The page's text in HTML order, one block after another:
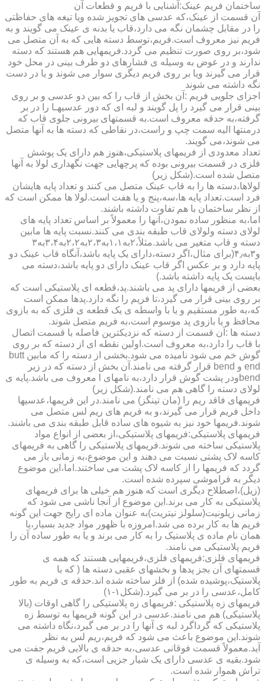
ساختمان فریم عینک:آشنایی با فریم و قطعات آن
آن قسمت از عینک،که عدسی های تجویز شده ویا تیغه های حفاظتی
را در مقابل چشمان نگه می دارد،قاب یا بدنه ی عینک می گویند و به
فریم نیز معروف است.فریم،توسط دسته هایی که به آن متصل می
شود،بر روی صورت تنظیم می گردد.فریمهایی هم هستند که دسته
ندارند و در عوض به وسیله ی فشارهای دو طرف بینی در محل خود
قرار می گیرند ویا بر روی فریم دیگری سوار می شوند و یا در دست
نگه داشته می شوند
اجزای جلویی فریم :آن بخش از قاب را که بین دو عدسی و بر روی
بینی قرار می گیرد را پل گویند و لبه ای که دور عدسیهـا را در بر
گرفته،به حدقه معروف است.به قسمتهای بیرونی جلوی قاب که
درمنتها الیه سمت چپ و راست،در نقاطی که دسته ها به آنها متصل
می شوند،می گویند.
تعداد معدودی از فریمهای پلاستیکی،هنوز هم دارای یک پوشش
فلزی در قسمت بیرونی بوده که پرچهایی جهت نگهداری لولا به آنها
متصل شده است.(شکل زیر)
لولاها،دسته ها را به قاب عینک متصل می کنند و تعداد پایه هایشان
فرد است.تعداد پایه ها،سه،پنج و یا هفت است.لولا ها ممکن است که
از نظر ساختمان با هم تفاوت داشته باشند.
اما،به منظور ساده نمودن،آنها را معمولاً بر اساس تعداد پایه های
لولای دسته ولولای قاب طبقه بندی می کنند.نسبت پایه ها مابین
دسته و قاب متغیر می باشد.مثلاً،۲به۱،۱به۲،۳به۲،۲به۳،۴به۳
و۳به۴٫(برای مثال،اگر دسته،دارای یک پایه باشد،آنگاه قاب عینک دو
پایه دارد و بر عکس اگر قاب عینک دارای دو پایه باشد،دسته می
بایست یک پایه داشته باشد.)
بعضی از فریمها دارای پد می باشند.پد،قطعه ای پلاستیکی است که
بر روی بینی قرار می گیرد،تا فریم را نگه دارد.پدها ممکن است
که،به طور مستقیم و یا با واسطه ی یک قطعه ی فلزی که به بازوی
محافظ و یا بازوی پد موسوم است،به فریم متصل شوند.
دسته ها :آن قسمت از دسته که نزدیکترین فاصله با قسمت اتصال
با قاب را دارد،به معروف است.اولین نقطه ای از دسته که بر روی
گوش خم می شود نامیده می شود.بخشی از دسته را که مابین butt
end و bend قرار گرفته می نامند.آن بخش از دسته که در زیر
bendودر پشت گوش قرار دارد،به نامهای l معروف می باشد.پایه ی
لولای دسته را گاهی هم می نامند.(شکل زیر)
فریمهای فاقد ریم را (مان تینگز) می نامند.در این فریمها،عدسیها
داخل فریم قرار می گیرند،و به فریم های ریم لس متصل می
شوند.فریمها خود نیز به شیوه های ساده قابل طبقه بندی می باشند.
فریمهای پلاستیکی:فریمهای پلاستیکی،از بعضی از انواع مواد
پلاستیکی ساخته می شوند.فریمهای پلاستیکی را گاهی به فریمهای
کاسه لاک پشتی نسبت می دهند و این موضوع،به زمانی باز می
گردد که فریمها را از کاسه لاک پشت می ساختند.اما،این موضوع
دیگر به فراموشی سپرده شده است.
(زیل)،اصطلاح دیگری است که هنوز هم خیلی ها برای فریمهای
پلاستیکی به کار می برند.این موضوع از آنجا ناشی می شود که
زمانی زیلونیت(سلولز نیتریت)به عنوان ماده ای رایج جهت این گونه
فریم ها به کار برده می شد.امروزه با ظهور مواد جدید بسیار،یا
همان نام ماده ی پلاستیک را به کار می برند و یا به طور ساده آن را
فریم پلاستیکی می نامند.
فریمهای فلزی:فریمهای فلزی،فریمهایی هستند که همه ی
قسمتهای آن بجز پدها و بخشهای عقبی دسته ها ( که با
پلاستیک،پوشیده شده) از فلز ساخته شده اند.حدقه ی فریم به طور
کامل،عدسی را در بر می گیرد.(شکل۱-۱)
فریمهای زه پلاستیکی :فریمهای زه پلاستیکی را گاهی اوقات (بالا
پلاستیکی) هم می نامند.عدسی در این گونه فریمها به توسط زه
پلاستیکی که گرداگرد لبه ی آنها را در بر می گیرد،نگاه داشته می
شوند.این موضوع باعث می شود که فریم،ریم لس به نظر
آید.معمولاً قسمت فوقانی عدسی،به حدقه ی بالایی فریم جفت می
شود.بقیه ی عدسی دارای یک شیار جزیی است،که به وسیله ی
تراش هموار شده است.